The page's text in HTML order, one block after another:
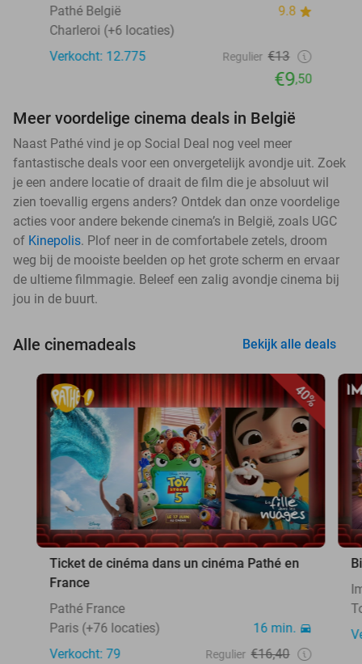
Pathé België
9.8
Charleroi (+6 locaties)
Verkocht: 12.775
Regulier €13
€9,50
Meer voordelige cinema deals in België
Naast Pathé vind je op Social Deal nog veel meer
fantastische deals voor een onvergetelijk avondje uit. Zoek
je een andere locatie of draait de film die je absoluut wil
zien toevallig ergens anders? Ontdek dan onze voordelige
acties voor andere bekende cinema’s in België, zoals UGC
of Kinepolis. Plof neer in de comfortabele zetels, droom
weg bij de mooiste beelden op het grote scherm en ervaar
de ultieme filmmagie. Beleef een zalig avondje cinema bij
jou in de buurt.
Alle cinemadeals Bekijk alle deals
40%
Ticket de cinéma dans un cinéma Pathé en
France
Pathé France
Paris (+76 locaties)
16 min.
Verkocht: 79
Regulier €16,40